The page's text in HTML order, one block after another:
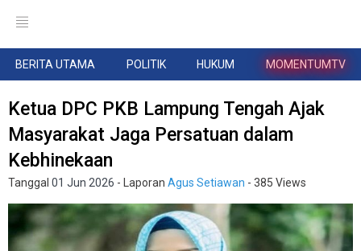
BERITA UTAMA POLITIK HUKUM MOMENTUMTV
Ketua DPC PKB Lampung Tengah Ajak
Masyarakat Jaga Persatuan dalam
Kebhinekaan
Tanggal 01 Jun 2026 - Laporan Agus Setiawan - 385 Views